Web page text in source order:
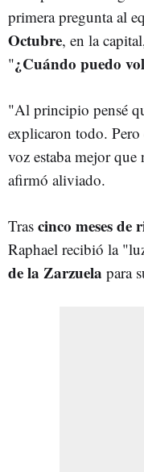
primera pregunta al
Octubre, en la
"¿Cuándo puedo
"Al principio pensé
explicaron todo.
voz estaba mejor que
afirmó aliviado.
Tras cinco meses
Raphael recibió la
de la Zarzuela para